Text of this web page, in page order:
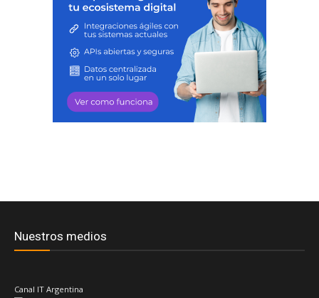
Nuestros medios
Canal IT Argentina